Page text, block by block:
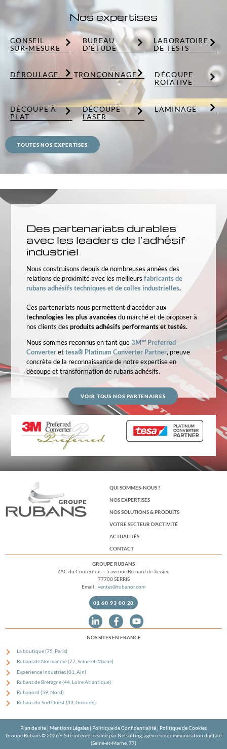
Nos expertises
CONSEIL
SUR-MESURE
BUREAU
D'ÉTUDE
LABORATOIRE
DE TESTS
DÉROULAGE TRONÇONNAGE
DÉCOUPE
ROTATIVE
DÉCOUPE À
PLAT
DÉCOUPE
LASER
LAMINAGE
TOUTES NOS EXPERTISES
Des partenariats durables
avec les leaders de l’adhésif
industriel
Nous construisons depuis de nombreuses années des
relations de proximité avec les meilleursfabricants de
rubans adhésifs techniques et de colles industrielles.
Ces partenariats nous permettent d’accéder aux
technologies les plus avancéesdu marché et de proposer à
nos clients desproduits adhésifs performants et testés.
Nous sommes reconnus en tant que3M™ Preferred
Converterettesa® Platinum Converter Partner, preuve
concrète de la reconnaissance de notre expertise en
découpe et transformation de rubans adhésifs.
VOIR TOUS NOS PARTENAIRES
QUI SOMMES-NOUS ?
NOS EXPERTISES
NOS SOLUTIONS & PRODUITS
VOTRE SECTEUR D’ACTIVITÉ
ACTUALITÉS
CONTACT
GROUPE RUBANS
ZAC du Couternois – 5 avenue Bernard de Jussieu
77700 SERRIS
Email : ventes@rubanor.com
01 60 93 00 20
NOS SITES EN FRANCE
La boutique (75, Paris)
Rubans de Normandie (77, Seine-et-Marne)
Expérience Industries (01, Ain)
Rubans de Bretagne (44, Loire Atlantique)
Rubanord (59, Nord)
Rubans du Sud Ouest (33, Gironde)
Plan de site | Mentions Légales | Politique de Confidentialité | Politique de Cookies
Groupe Rubans © 2026 ~ Site internet réalisé par Netsulting, agence de communication digitale
(Seine-et-Marne, 77)